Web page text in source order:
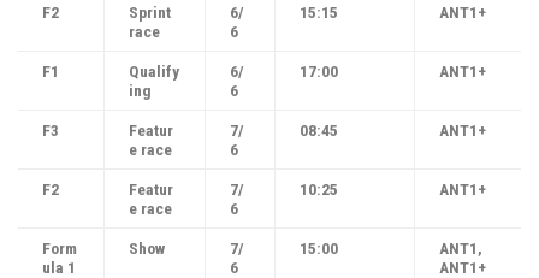
F2
Sprint
race
6/
6
15:15 ANT1+
F1
Qualify
ing
6/
6
17:00 ANT1+
F3
Featur
e race
7/
6
08:45 ANT1+
F2
Featur
e race
7/
6
10:25 ANT1+
Form
ula 1
Show
7/
6
15:00
ΑΝΤ1,
ANT1+